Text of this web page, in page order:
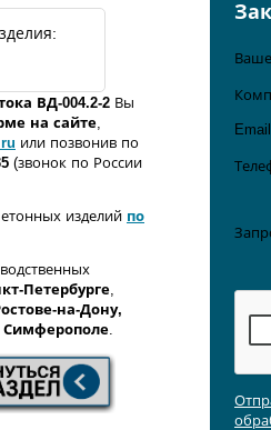
ВД-004.2-2 Вы
на сайте,
или позвонив по
(звонок по России
изделий по
Петербурге,
на-Дону,
Симферополе.
Email